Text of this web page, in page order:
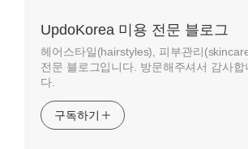
UpdoKorea 미용 전문 블로그
헤어스타일(hairstyles), 피부관리
전문 블로그입니다. 방문해주셔서 감사합
다.
구독하기